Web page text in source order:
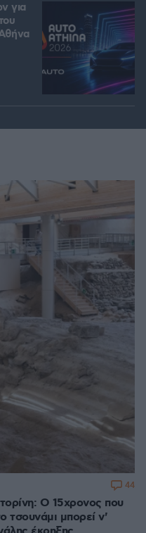
για
Ο 15χρονος που
τσουνάμι μπορεί ν'
44